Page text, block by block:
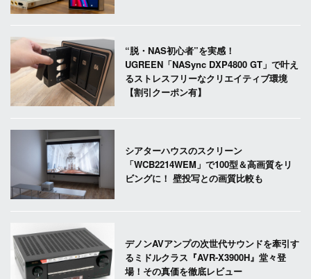
“脱・NAS初心者”を実感！
UGREEN「NASync DXP4800 GT」で叶え
るストレスフリーなクリエイティブ環境
【割引クーポン有】
シアターハウスのスクリーン
「WCB2214WEM」で100型＆高画質をリ
ビングに！ 壁投写との画質比較も
デノンAVアンプの次世代サウンドを牽引す
るミドルクラス『AVR-X3900H』堂々登
場！その真価を徹底レビュー